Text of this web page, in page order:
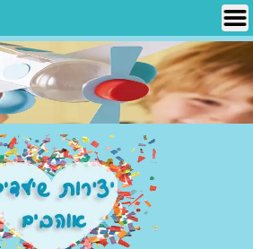
Skip
content
יצירות שילדים אוהבים